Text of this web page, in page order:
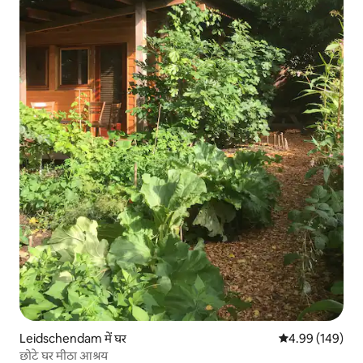
Leidschendam में घर औसत रेटिंग 5 में से
4.99 (149)
छोटे घर मीठा आश्रय